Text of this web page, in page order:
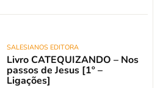
SALESIANOS EDITORA
Livro CATEQUIZANDO – Nos
passos de Jesus [1º –
Ligações]